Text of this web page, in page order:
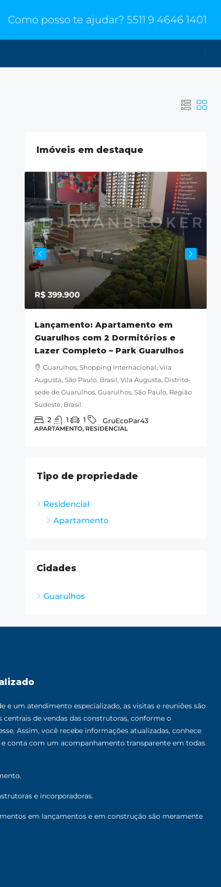
Como posso te ajudar? 5511 9 4646 1401
Imóveis em destaque
R$ 399.900
Lançamento: Apartamento em
Guarulhos com 2 Dormitórios e
Lazer Completo – Park Guarulhos
Guarulhos, Shopping Internacional, Vila
Augusta, São Paulo, Brasil, Vila Augusta, Distrito-
sede de Guarulhos, Guarulhos, São Paulo, Região
Sudeste, Brasil
2 1 1 GruEcoPar43
APARTAMENTO, RESIDENCIAL
Tipo de propriedade
Residencial
Apartamento
Cidades
Guarulhos
e um atendimento especializado, as visitas e reuniões são
centrais de vendas das construtoras, conforme o
Assim, você recebe informações atualizadas, conhece
conta com um acompanhamento transparente em todas
e incorporadoras.
em lançamentos e em construção são meramente